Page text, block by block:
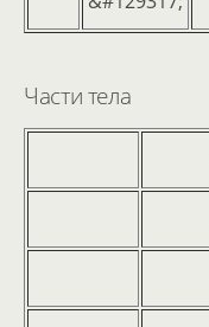
Части тела